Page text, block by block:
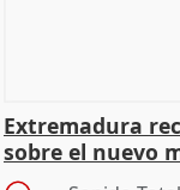
Extremadura
sobre el nuevo